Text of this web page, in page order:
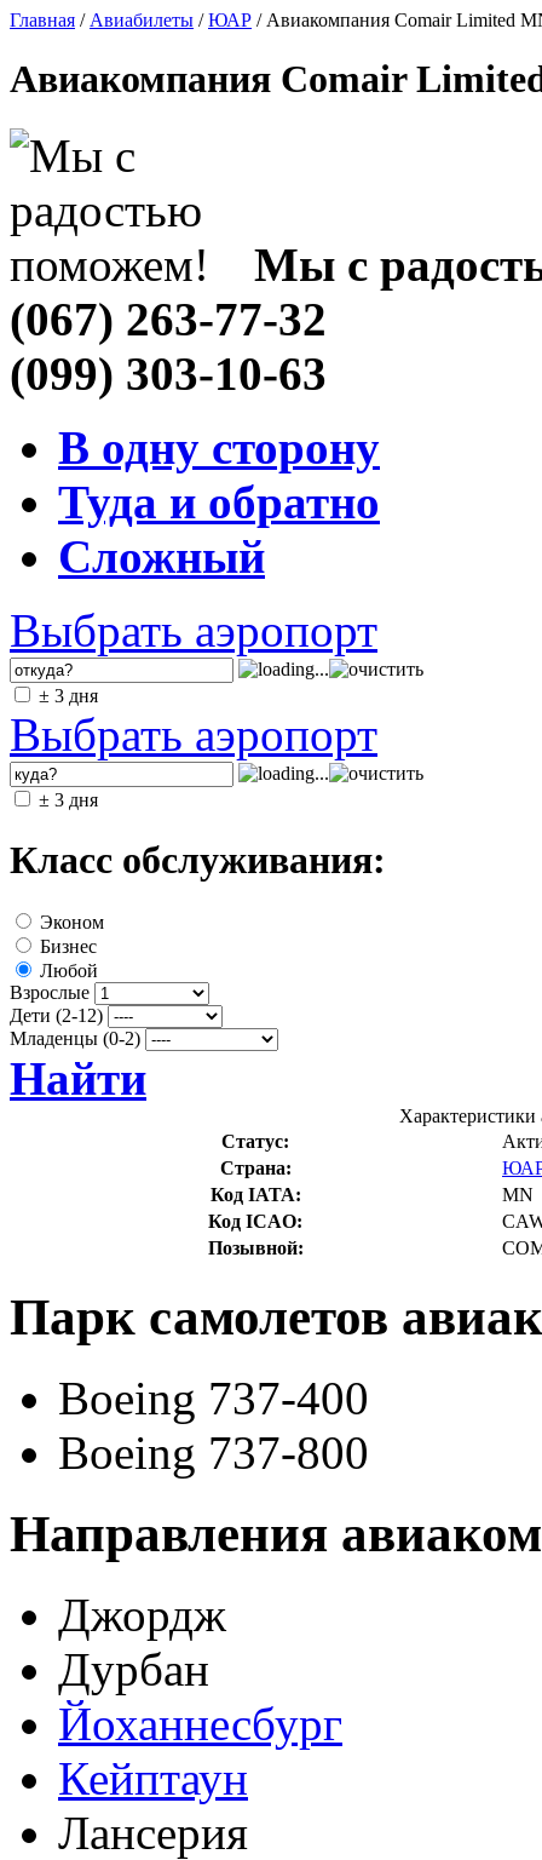
Главная / Авиабилеты /ЮАР / Авиакомпания Comair Limited
Авиакомпания Comair
Мы с
(067) 263-77-32
(099) 303-10-63
В одну сторону
Туда и обратно
Сложный
Выбрать аэропорт
± 3 дня
Выбрать аэропорт
± 3 дня
Класс обслуживания:
Эконом
Бизнес
Любой
Взрослые
Дети (2-12)
Младенцы (0-2)
Найти
Статус:
Страна:
Код IATA:
MN
Код ICAO:
Позывной:
Парк самолетов
Boeing 737-400
Boeing 737-800
Направления
Джордж
Дурбан
Йоханнесбург
Кейптаун
Лансерия